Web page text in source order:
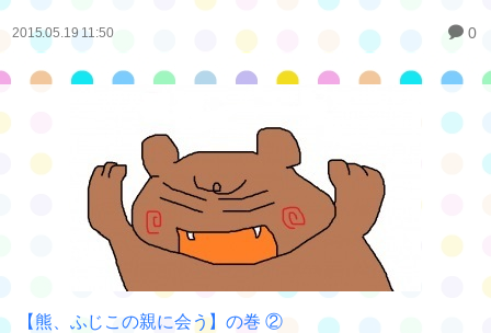
2015.05.19 11:50 0
【熊、ふじこの親に会う】の巻 ②